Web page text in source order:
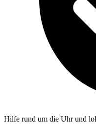
Hilfe rund um die Uhr und